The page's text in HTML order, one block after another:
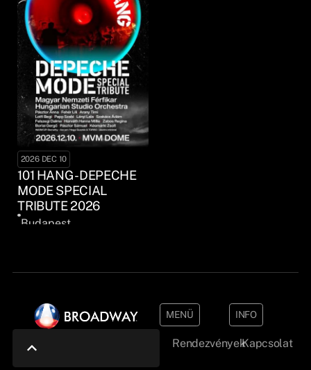
2026 DEC 10
101 HANG - DEPECHE
MODE SPECIAL
TRIBUTE 2026
Budapest
MENÜ
Rendezvények
INFO
Kapcsolat